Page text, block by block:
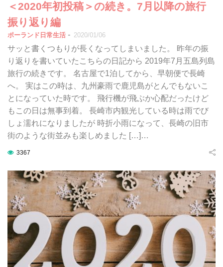
＜2020年初投稿＞の続き。7月以降の旅行
振り返り編
ポーランド日常生活 - 2020/01/06
サッと書くつもりが長くなってしまいました。 昨年の振
り返りを書いていたこちらの日記から 2019年7月五島列島
旅行の続きです。 名古屋で1泊してから、早朝便で長崎
へ。 実はこの時は、九州豪雨で鹿児島がとんでもないこ
とになっていた時です。 飛行機が飛ぶか心配だったけど
もこの日は無事到着。 長崎市内観光している時は雨でび
しょ濡れになりましたが 時折小雨になって、長崎の旧市
街のような街並みも楽しめました […]…
3367